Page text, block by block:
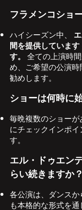
フラメンコショ
ハイシーズン中、
間を提供していま
す。
全ての上演時
め、ご希望の公演
勧めします。
ショーは何時に
毎晩複数のショー
にチェックインポ
す。
エル・ドゥエン
らい続きますか？
各公演は、ダンス
も本格的な形式を